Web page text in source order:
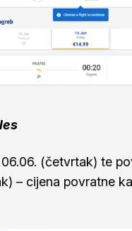
(četvrtak) te
– cijena povratne